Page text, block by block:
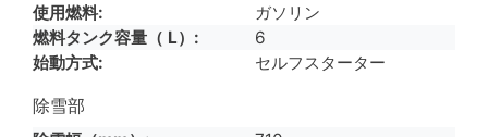
使用燃料
ガソリン
燃料タンク容量（ L）
6
始動方式
セルフスターター
除雪部